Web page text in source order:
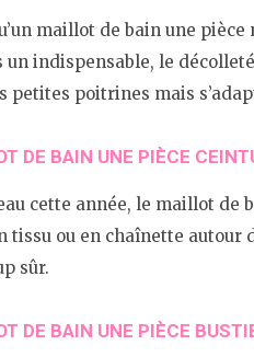
maillot de bain une pièce
un indispensable, le
petites poitrines mais
DE BAIN UNE PIÈCE
cette année, le maillot de
tissu ou en chaînette autour
sûr.
DE BAIN UNE PIÈCE